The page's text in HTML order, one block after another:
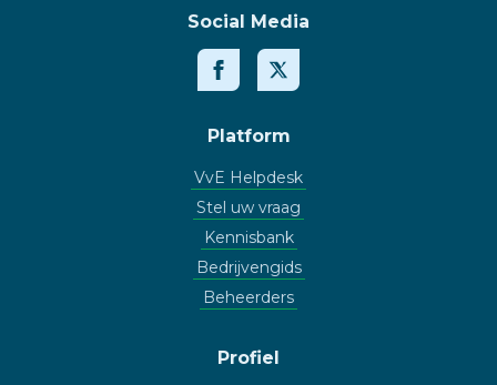
Social Media
Platform
VvE Helpdesk
Stel uw vraag
Kennisbank
Bedrijvengids
Beheerders
Profiel